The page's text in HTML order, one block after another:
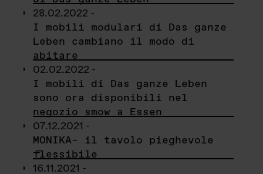
28.02.2022 -
I mobili modulari di Das ganze
Leben cambiano il modo di
abitare
02.02.2022 -
I mobili di Das ganze Leben
sono ora disponibili nel
negozio smow a Essen
07.12.2021 -
MONIKA– il tavolo pieghevole
flessibile
16.11.2021 -